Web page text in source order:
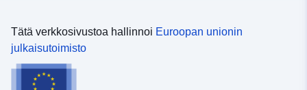
Tätä verkkosivustoa hallinnoi Euroopan unionin
julkaisutoimisto